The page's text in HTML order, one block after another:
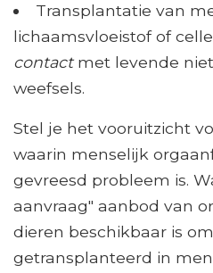
Transplantatie van
lichaamsvloeistof of
contactmet levende
weefsels.
Stel je het vooruitzicht
waarin menselijk
gevreesd probleem is.
aanvraag" aanbod van
dieren beschikbaar is
getransplanteerd in